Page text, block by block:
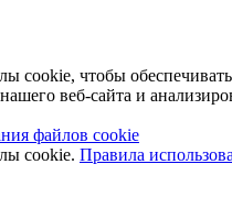
cookie, чтобы обеспечивать
веб-сайта и
файлов cookie
cookie. Правила